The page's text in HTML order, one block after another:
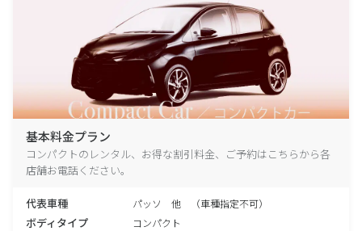
基本料金プラン
コンパクトのレンタル、お得な割引料金、ご予約はこちらから各
店舗お電話ください。
代表車種 パッソ 他 （車種指定不可）
ボディタイプ コンパクト